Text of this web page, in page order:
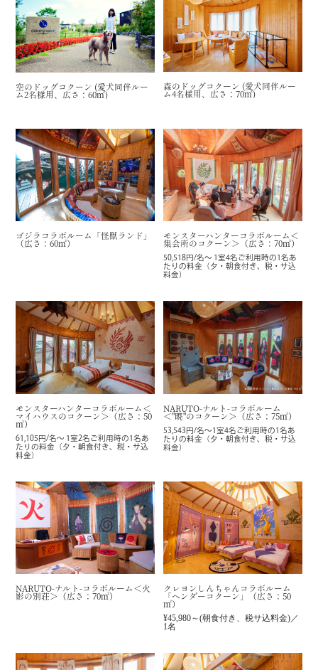
空のドッグコクーン (愛犬同伴ルー
ム2名様用、広さ：60㎡)
森のドッグコクーン (愛犬同伴ルー
ム4名様用、広さ：70㎡)
ゴジラコラボルーム「怪獣ランド」
（広さ：60㎡）
モンスターハンターコラボルーム＜
集会所のコクーン＞（広さ：70㎡）
50,518円/名～ 1室4名ご利用時の1名あ
たりの料金（夕・朝食付き、税・サ込
料金）
モンスターハンターコラボルーム＜
マイハウスのコクーン＞（広さ：50
㎡）
61,105円/名～ 1室2名ご利用時の1名あ
たりの料金（夕・朝食付き、税・サ込
料金）
NARUTO-ナルト-コラボルーム
＜"暁"のコクーン＞（広さ：75㎡）
53,543円/名～1室4名ご利用時の1名あ
たりの料金（夕・朝食付き、税・サ込
料金）
NARUTO-ナルト-コラボルーム＜火
影の別荘＞（広さ：70㎡）
クレヨンしんちゃんコラボルーム
「ヘンダーコクーン」（広さ：50
㎡）
¥45,980～(朝食付き、税サ込料金)／
1名